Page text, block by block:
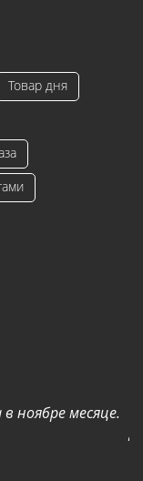
Товар дня
ноябре месяце.